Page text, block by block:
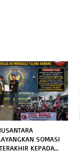
SOMASI
KEPADA